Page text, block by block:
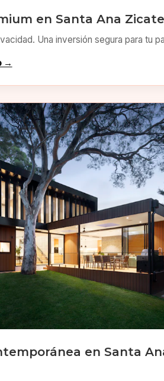
en Santa Ana
Una inversión segura para tu
→
en Santa